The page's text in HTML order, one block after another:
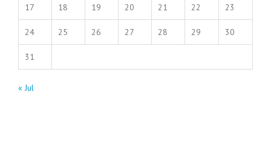
17 18 19 20 21 22 23
24 25 26 27 28 29 30
31
« Jul